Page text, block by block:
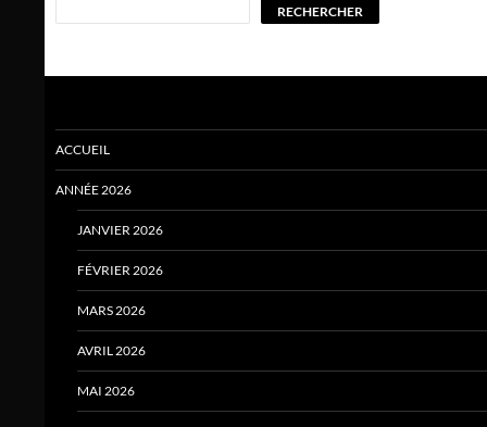
RECHERCHER
ACCUEIL
ANNÉE 2026
JANVIER 2026
FÉVRIER 2026
MARS 2026
AVRIL 2026
MAI 2026